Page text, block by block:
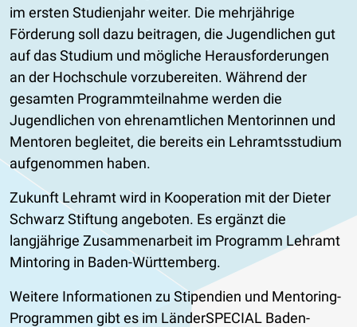
im ersten Studienjahr weiter. Die mehrjährige
Förderung soll dazu beitragen, die Jugendlichen gut
auf das Studium und mögliche Herausforderungen
an der Hochschule vorzubereiten. Während der
gesamten Programmteilnahme werden die
Jugendlichen von ehrenamtlichen Mentorinnen und
Mentoren begleitet, die bereits ein Lehramtsstudium
aufgenommen haben.
Zukunft Lehramt wird in Kooperation mit der Dieter
Schwarz Stiftung angeboten. Es ergänzt die
langjährige Zusammenarbeit im Programm Lehramt
Mintoring in Baden-Württemberg.
Weitere Informationen zu Stipendien und Mentoring-
Programmen gibt es im LänderSPECIAL Baden-